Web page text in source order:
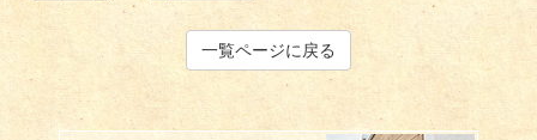
一覧ページに戻る